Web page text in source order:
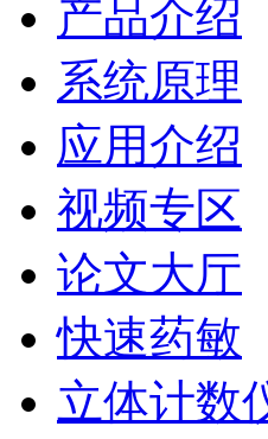
产品介绍
系统原理
应用介绍
视频专区
论文大厅
快速药敏
立体计数